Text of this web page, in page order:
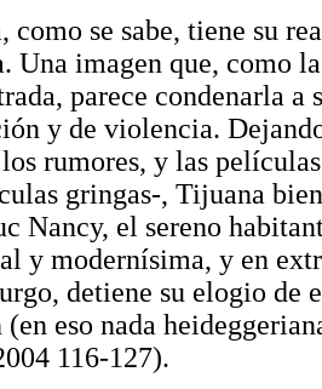
como se sabe, tiene su
Una imagen que, como
parece condenarla a
y de violencia.
rumores, y las
gringas-, Tijuana
Nancy, el sereno
y modernísima, y en
detiene su elogio de
eso nada
116-127).